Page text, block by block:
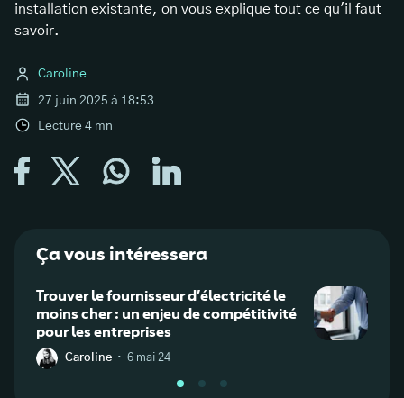
installation existante, on vous explique tout ce qu'il faut
savoir.
Caroline
27 juin 2025 à 18:53
Lecture 4 mn
Ça vous intéressera
Trouver le fournisseur d’électricité le
moins cher : un enjeu de compétitivité
pour les entreprises
Caroline · 6 mai 24